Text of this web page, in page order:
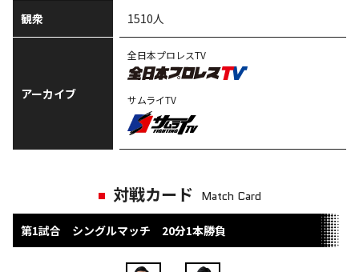
観衆 1510人
アーカイブ
全日本プロレスTV
サムライTV
対戦カード Match Card
第1試合 シングルマッチ 20分1本勝負